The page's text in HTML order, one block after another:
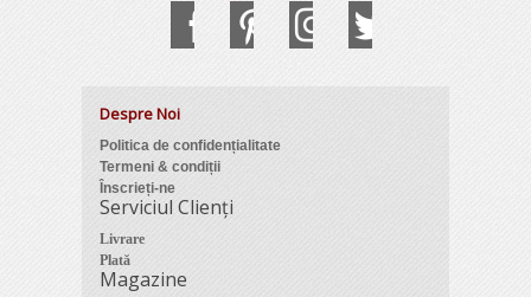
Despre Noi
Politica de confidențialitate
Termeni & condiții
Înscrieți-ne
Serviciul Clienți
Livrare
Plată
Magazine